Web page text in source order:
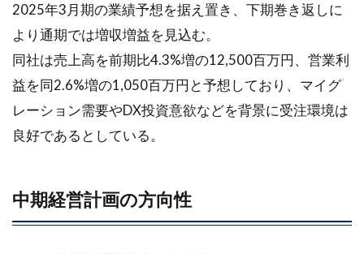
2025年3月期の業績予想を据え置き、下期巻き返しに
より通期では増収増益を見込む。
同社は売上高を前期比4.3%増の12,500百万円、営業利
益を同2.6%増の1,050百万円と予想しており、マイグ
レーション需要やDX投資意欲などを背景に受注環境は
良好であるとしている。
中期経営計画の方向性